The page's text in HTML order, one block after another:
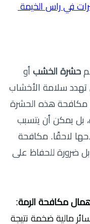
في راس الخيمة
حشرة الخشب أو
تهدد سلامة الأخشاب
مكافحة هذه الحشرة
بل يمكن أن يتسبب
لاحقًا. مكافحة
ضرورة للحفاظ على
إهمال مكافحة الرمة:
مالية ضخمة نتيجة